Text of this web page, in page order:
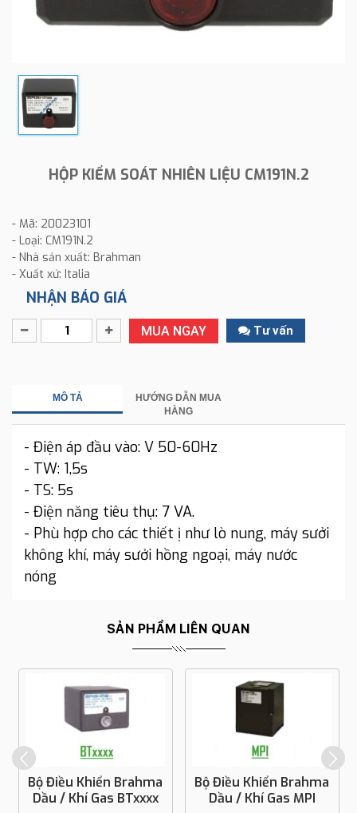
HỘP KIỂM SOÁT NHIÊN LIỆU CM191N.2
- Mã: 20023101
- Loại: CM191N.2
- Nhà sản xuất: Brahman
- Xuất xứ: Italia
NHẬN BÁO GIÁ
MUA NGAY Tư vấn
MÔ TẢ
HƯỚNG DẪN MUA
HÀNG
- Điện áp đầu vào: V 50-60Hz
- TW: 1,5s
- TS: 5s
- Điện năng tiêu thụ: 7 VA.
- Phù hợp cho các thiết ị như lò nung, máy sưởi
không khí, máy sưởi hồng ngoại, máy nước
nóng
SẢN PHẨM LIÊN QUAN
Bộ Điều Khiển Brahma
Dầu / Khí Gas MPI
Bộ Điều Khiển Brahma
Dầu / Khí Gas TGRDxx